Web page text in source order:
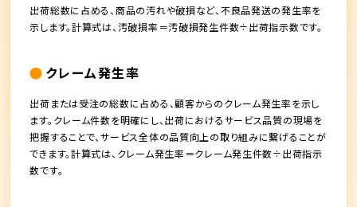
出荷総数に占める、商品の汚れや破損など、不良品発送の発生率を
示します。計算式は、汚破損率＝汚破損発生件数÷出荷指示数です。
クレーム発生率
出荷または受注の総数に占める、顧客からのクレーム発生率を示し
ます。クレーム件数を明確にし、出荷におけるサービス品質の現場を
把握することで、サービス全体の品質向上の取り組みに繋げることが
できます。計算式は、クレーム発生率＝クレーム発生件数÷出荷指示
数です。